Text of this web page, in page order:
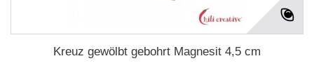
Kreuz gewölbt gebohrt Magnesit 4,5 cm